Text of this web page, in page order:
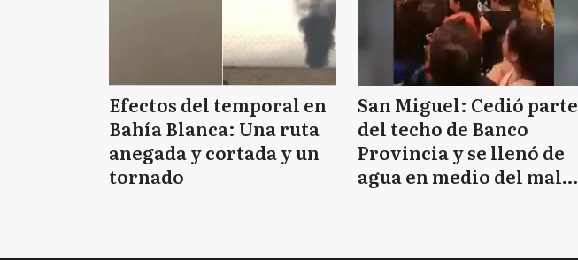
Efectos del temporal en
Bahía Blanca: Una ruta
anegada y cortada y un
tornado
San Miguel: Cedió parte
del techo de Banco
Provincia y se llenó de
agua en medio del mal